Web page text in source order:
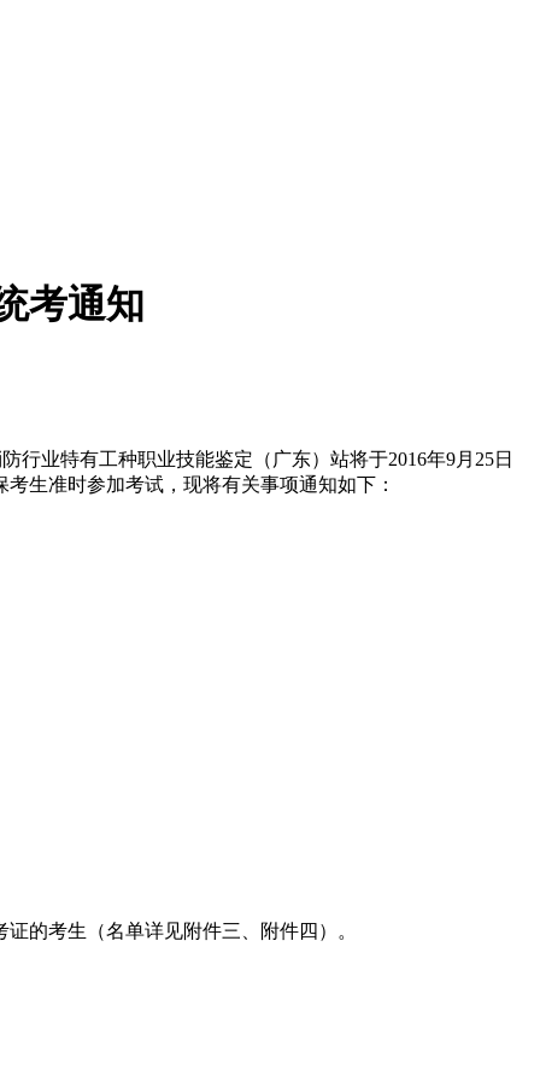
考通知
行业特有工种职业技能鉴定（广东）站将于2016年9月25日
生准时参加考试，现将有关事项通知如下：
的考生（名单详见附件三、附件四）。